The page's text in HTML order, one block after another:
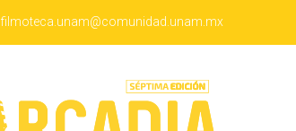
filmoteca.unam@comunidad.unam.mx